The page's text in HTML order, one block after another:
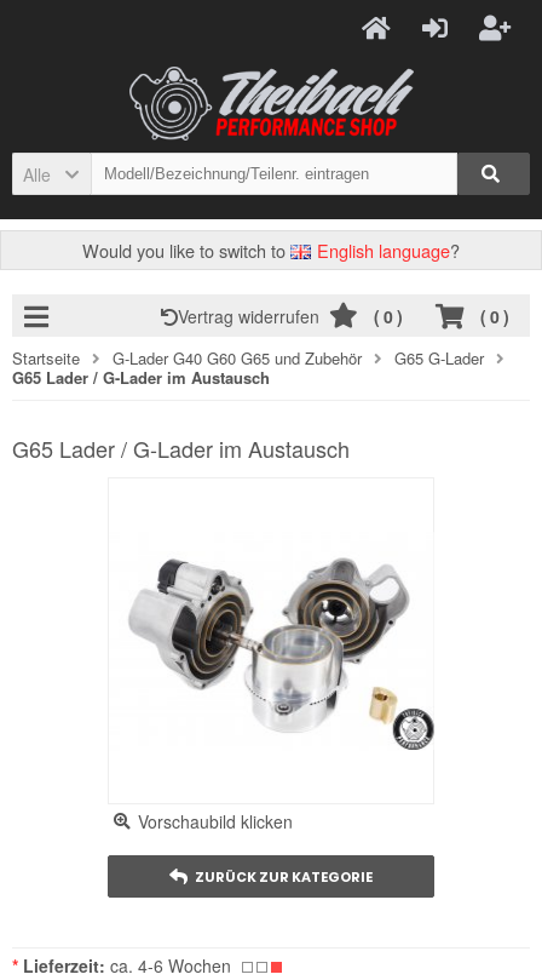
Alle
Would you like to switch to English language?
( 0)
Vertrag widerrufen ( 0)
Startseite G-Lader G40 G60 G65 und Zubehör
G65 G-Lader
G65 Lader / G-Lader im Austausch
G65 Lader / G-Lader im Austausch
Vorschaubild klicken
ZURÜCK ZUR KATEGORIE
* Lieferzeit: ca. 4-6 Wochen